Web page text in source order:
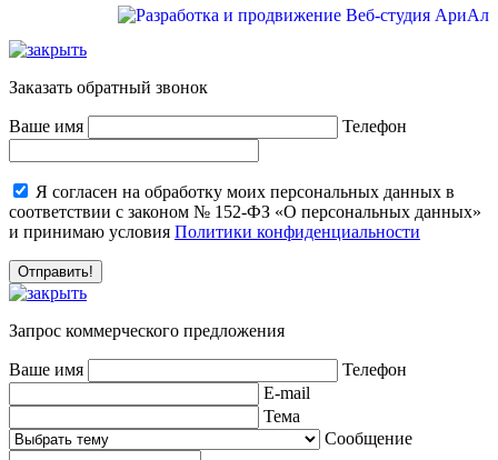
Заказать обратный звонок
Ваше имя Телефон
Я согласен на обработку моих персональных данных в
соответствии с законом № 152-ФЗ «О персональных данных»
и принимаю условия Политики конфиденциальности
Запрос коммерческого предложения
Ваше имя
Телефон
E-mail
Тема
Сообщение